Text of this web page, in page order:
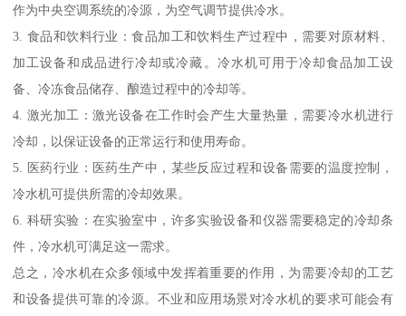
作为中央空调系统的冷源，为空气调节提供冷水。
3. 食品和饮料行业：食品加工和饮料生产过程中，需要对原材料、
加工设备和成品进行冷却或冷藏。冷水机可用于冷却食品加工设
备、冷冻食品储存、酿造过程中的冷却等。
4. 激光加工：激光设备在工作时会产生大量热量，需要冷水机进行
冷却，以保证设备的正常运行和使用寿命。
5. 医药行业：医药生产中，某些反应过程和设备需要的温度控制，
冷水机可提供所需的冷却效果。
6. 科研实验：在实验室中，许多实验设备和仪器需要稳定的冷却条
件，冷水机可满足这一需求。
总之，冷水机在众多领域中发挥着重要的作用，为需要冷却的工艺
和设备提供可靠的冷源。不业和应用场景对冷水机的要求可能会有